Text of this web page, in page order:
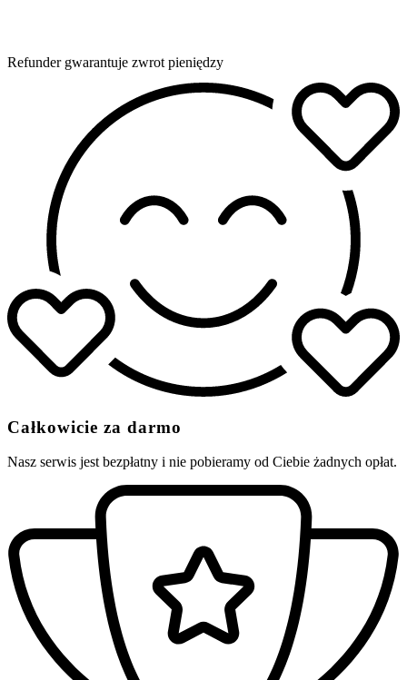
Refunder gwarantuje zwrot pieniędzy
Całkowicie za darmo
Nasz serwis jest bezpłatny i nie pobieramy od Ciebie żadnych opłat.